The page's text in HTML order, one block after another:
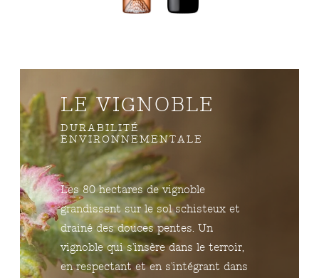
LE VIGNOBLE
DURABILITÉ
ENVIRONNEMENTALE
Les 80 hectares de vignoble
grandissent sur le sol schisteux et
drainé des douces pentes. Un
vignoble qui s'insère dans le terroir,
en respectant et en s'intégrant dans